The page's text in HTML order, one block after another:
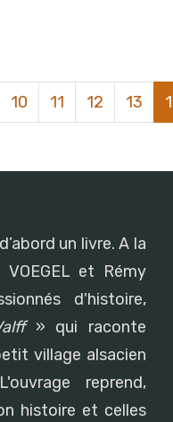
10 11 12 13
un livre. A la
et Rémy
d'histoire,
» qui raconte
village alsacien
reprend,
histoire et celles